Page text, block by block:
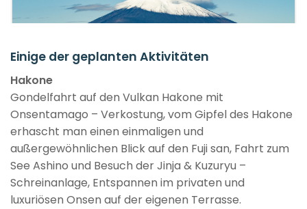
Einige der geplanten Aktivitäten
Hakone
Gondelfahrt auf den Vulkan Hakone mit
Onsentamago – Verkostung, vom Gipfel des Hakone
erhascht man einen einmaligen und
außergewöhnlichen Blick auf den Fuji san, Fahrt zum
See Ashino und Besuch der Jinja & Kuzuryu –
Schreinanlage, Entspannen im privaten und
luxuriösen Onsen auf der eigenen Terrasse.